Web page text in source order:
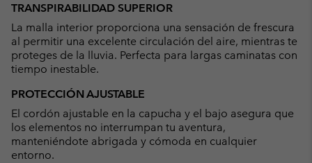
TRANSPIRABILIDAD SUPERIOR
La malla interior proporciona una sensación de frescura
al permitir una excelente circulación del aire, mientras te
proteges de la lluvia. Perfecta para largas caminatas con
tiempo inestable.
PROTECCIÓN AJUSTABLE
El cordón ajustable en la capucha y el bajo asegura que
los elementos no interrumpan tu aventura,
manteniéndote abrigada y cómoda en cualquier
entorno.